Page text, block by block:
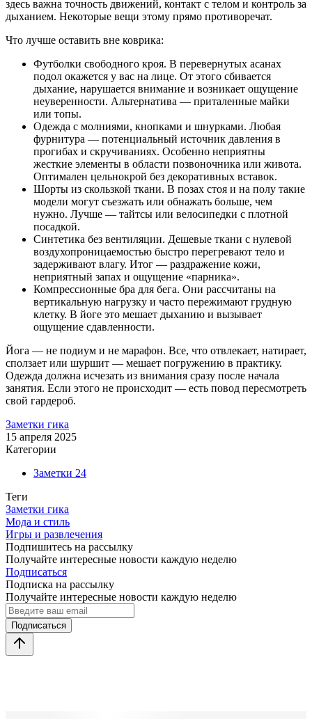
здесь важна точность движений, контакт с телом и контроль за
дыханием. Некоторые вещи этому прямо противоречат.
Что лучше оставить вне коврика:
Футболки свободного кроя. В перевернутых асанах
подол окажется у вас на лице. От этого сбивается
дыхание, нарушается внимание и возникает ощущение
неуверенности. Альтернатива — приталенные майки
или топы.
Одежда с молниями, кнопками и шнурками. Любая
фурнитура — потенциальный источник давления в
прогибах и скручиваниях. Особенно неприятны
жесткие элементы в области позвоночника или живота.
Оптимален цельнокрой без декоративных вставок.
Шорты из скользкой ткани. В позах стоя и на полу такие
модели могут съезжать или обнажать больше, чем
нужно. Лучше — тайтсы или велосипедки с плотной
посадкой.
Синтетика без вентиляции. Дешевые ткани с нулевой
воздухопроницаемостью быстро перегревают тело и
задерживают влагу. Итог — раздражение кожи,
неприятный запах и ощущение «парника».
Компрессионные бра для бега. Они рассчитаны на
вертикальную нагрузку и часто пережимают грудную
клетку. В йоге это мешает дыханию и вызывает
ощущение сдавленности.
Йога — не подиум и не марафон. Все, что отвлекает, натирает,
сползает или шуршит — мешает погружению в практику.
Одежда должна исчезать из внимания сразу после начала
занятия. Если этого не происходит — есть повод пересмотреть
свой гардероб.
Заметки гика
15 апреля 2025
Категории
Заметки 24
Теги
Заметки гика
Мода и стиль
Игры и развлечения
Подпишитесь на рассылку
Получайте интересные новости каждую неделю
Подписаться
Подписка на рассылку
Получайте интересные новости каждую неделю
Подписаться